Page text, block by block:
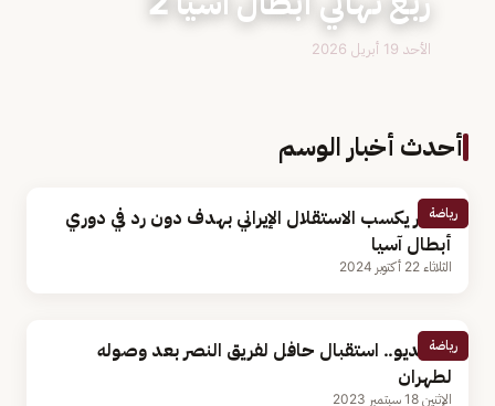
الأحد 19 أبريل 2026
أحدث أخبار الوسم
رياضة
النصر يكسب الاستقلال الإيراني بهدف دون رد في دوري
أبطال آسيا
الثلاثاء 22 أكتوبر 2024
رياضة
بالفيديو.. استقبال حافل لفريق النصر بعد وصوله
لطهران
الإثنين 18 سبتمبر 2023